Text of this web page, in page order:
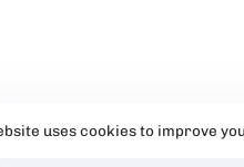
uses cookies to improve